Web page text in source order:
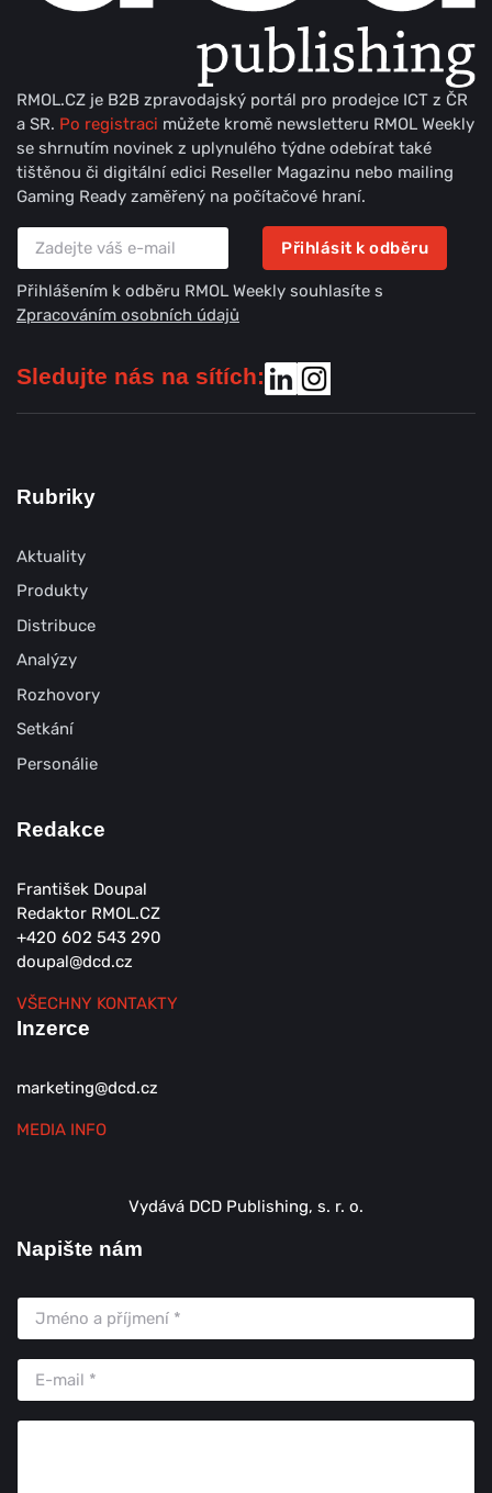
RMOL.CZ je B2B zpravodajský portál pro prodejce ICT z ČR
a SR. Po registraci můžete kromě newsletteru RMOL Weekly
se shrnutím novinek z uplynulého týdne odebírat také
tištěnou či digitální edici Reseller Magazinu nebo mailing
Gaming Ready zaměřený na počítačové hraní.
Přihlásit k odběru
Přihlášením k odběru RMOL Weekly souhlasíte s
Zpracováním osobních údajů
Sledujte nás na sítích:
Rubriky
Aktuality
Produkty
Distribuce
Analýzy
Rozhovory
Setkání
Personálie
Redakce
František Doupal
Redaktor RMOL.CZ
+420 602 543 290
doupal@dcd.cz
VŠECHNY KONTAKTY
Inzerce
marketing@dcd.cz
MEDIA INFO
Vydává DCD Publishing, s. r. o.
Napište nám